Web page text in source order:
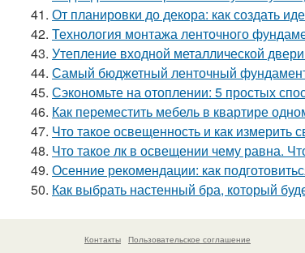
41. От планировки до декора: как создать
42. Технология монтажа ленточного
43. Утепление входной металлической
44. Самый бюджетный ленточный
45. Сэкономьте на отоплении: 5 простых
46. Как переместить мебель в квартире
47. Что такое освещенность и как измерить
48. Что такое лк в освещении чему равна.
49. Осенние рекомендации: как
50. Как выбрать настенный бра, который
Контакты
Пользовательское соглашение